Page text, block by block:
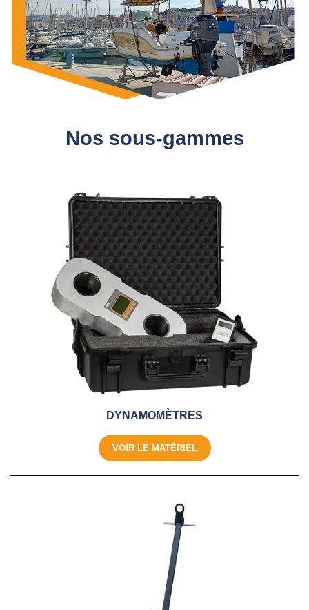
Nos sous-gammes
DYNAMOMÈTRES
VOIR LE MATÉRIEL